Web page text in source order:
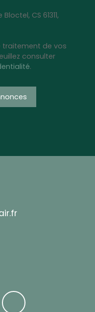
CS 61311,
traitement de vos
consulter
.